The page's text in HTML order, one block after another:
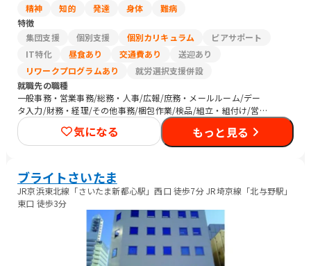
精神
知的 発達 身体
難病
特徴
集団支援
個別支援 個別カリキュラム
ピアサポート
IT特化
昼食あり 交通費あり
送迎あり
リワークプログラムあり
就労選択支援併設
就職先の職種
一般事務・営業事務/総務・人事/広報/庶務・メールルーム/デー
タ入力/財務・経理/その他事務/梱包作業/検品/組立・組付け/営
業（個人向け）/営業（企業向け）/販売スタッフ・接客/バックヤ
ード・商品管理/SEプログラマ/セキュリティエンジニア/生産・製
造オペレーション/その他技術/介護職員・ヘルパー/調理師/その
気になる もっと見る
ブライトさいたま
JR京浜東北線「さいたま新都心駅」西口 徒歩7分 JR埼京線「北与野駅」
東口 徒歩3分